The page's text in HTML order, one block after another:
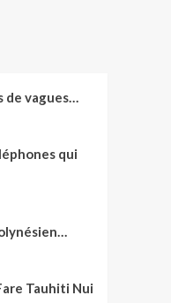
de vagues…
qui
Tauhiti Nui